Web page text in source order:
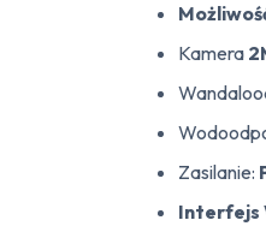
Kamera
Zasilanie:
Interfejs